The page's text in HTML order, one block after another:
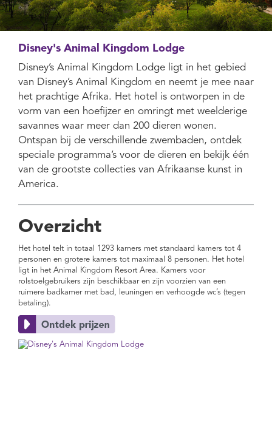
Disney's Animal Kingdom Lodge
Disney’s Animal Kingdom Lodge ligt in het gebied
van Disney’s Animal Kingdom en neemt je mee naar
het prachtige Afrika. Het hotel is ontworpen in de
vorm van een hoefijzer en omringt met weelderige
savannes waar meer dan 200 dieren wonen.
Ontspan bij de verschillende zwembaden, ontdek
speciale programma’s voor de dieren en bekijk één
van de grootste collecties van Afrikaanse kunst in
America.
Overzicht
Het hotel telt in totaal 1293 kamers met standaard kamers tot 4
personen en grotere kamers tot maximaal 8 personen. Het hotel
ligt in het Animal Kingdom Resort Area. Kamers voor
rolstoelgebruikers zijn beschikbaar en zijn voorzien van een
ruimere badkamer met bad, leuningen en verhoogde wc’s (tegen
betaling).